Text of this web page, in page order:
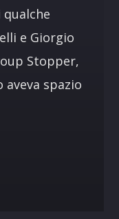
e Giorgio
Stopper,
spazio